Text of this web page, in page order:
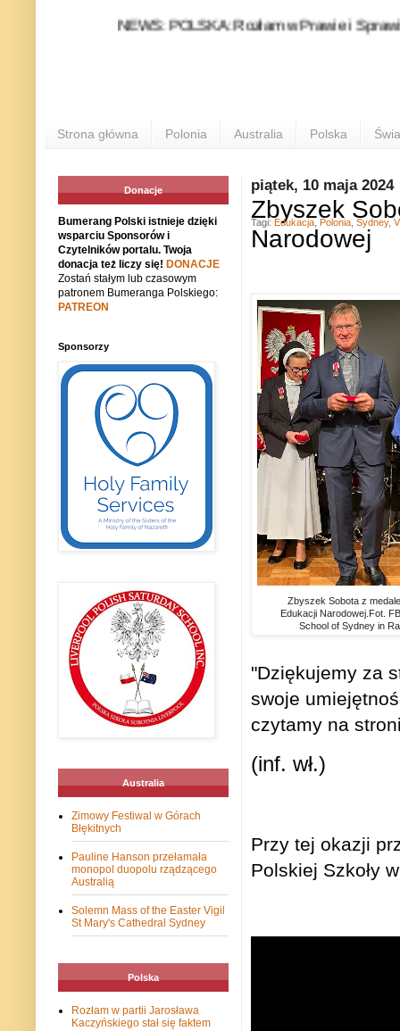
NEWS: POLSKA: Rozłam w Prawie i
Strona główna Polonia Australia Polska
piątek, 10 maja 2024
Zbyszek
Narodowej
Zbyszek Sobota z
Edukacji Narodowej.Fot.
School of Sydney in
"Dziękujemy za
swoje
czytamy na
(inf. wł.)
Przy tej okazji
Polskiej Szkoły
Tagi: Edukacja Polonia Sydney,
Donacje
Bumerang Polski istnieje dzięki
wsparciu Sponsorów i
Czytelników portalu. Twoja
donacja też liczy się! DONACJE
Zostań stałym lub czasowym
patronem Bumeranga Polskiego:
PATREON
Sponsorzy
Australia
Zimowy Festiwal w Górach
Błękitnych
Pauline Hanson przełamała
monopol duopolu rządzącego
Australią
Solemn Mass of the Easter Vigil
St Mary's Cathedral Sydney
Polska
Rozłam w partii Jarosława
Kaczyńskiego stał się faktem